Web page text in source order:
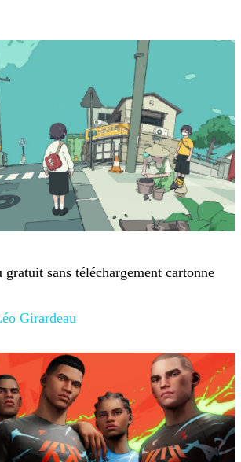
gratuit sans téléchargement cartonne
Girardeau